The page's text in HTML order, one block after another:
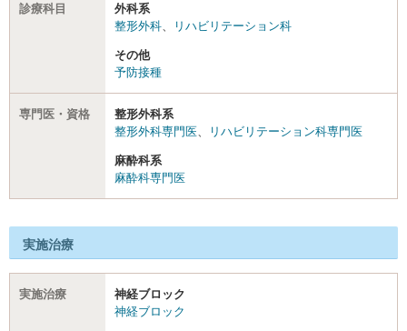
診療科目
外科系
整形外科
リハビリテーション科
その他
予防接種
専門医・資格
整形外科系
整形外科専門医
リハビリテーション科専門医
麻酔科系
麻酔科専門医
実施治療
実施治療
神経ブロック
神経ブロック